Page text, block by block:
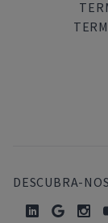
DESCUBRA-